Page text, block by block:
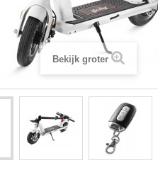
Bekijk groter